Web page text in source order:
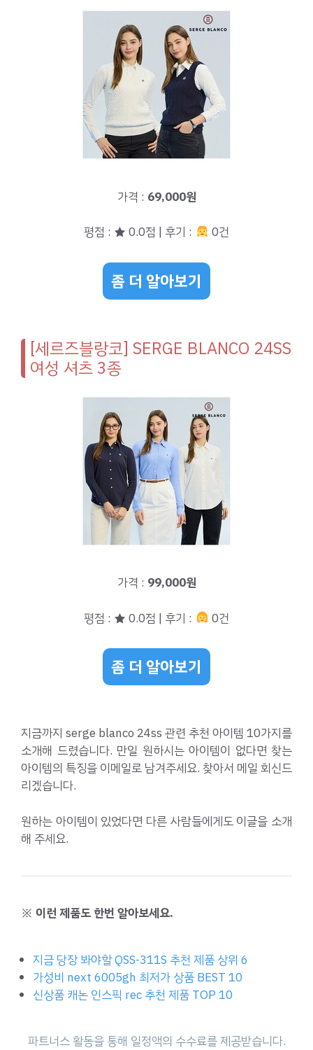
가격 : 69,000원
평점 : ★ 0.0점 | 후기 : 0건
좀 더 알아보기
[세르즈블랑코] SERGE BLANCO 24SS
여성 셔츠 3종
가격 : 99,000원
평점 : ★ 0.0점 | 후기 : 0건
좀 더 알아보기
지금까지 serge blanco 24ss 관련 추천 아이템 10가지를
소개해 드렸습니다. 만일 원하시는 아이템이 없다면 찾는
아이템의 특징을 이메일로 남겨주세요. 찾아서 메일 회신드
리겠습니다.
원하는 아이템이 있었다면 다른 사람들에게도 이글을 소개
해 주세요.
※ 이런 제품도 한번 알아보세요.
지금 당장 봐야할 QSS-311S 추천 제품 상위 6
가성비 next 6005gh 최저가 상품 BEST 10
신상품 캐논 인스픽 rec 추천 제품 TOP 10